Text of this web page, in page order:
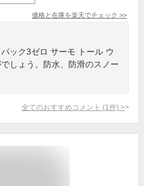
価格と在庫を楽天でチェック >>
ック3ゼロ サーモ トール ウ
しょう。防水、防滑のスノー
全てのおすすめコメント (1 件) >